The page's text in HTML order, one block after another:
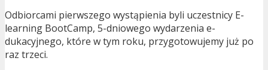
Odbiorcami pierwszego wystąpienia byli uczestnicy E-
learning BootCamp, 5-dniowego wydarzenia e-
dukacyjnego, które w tym roku, przygotowujemy już po
raz trzeci.